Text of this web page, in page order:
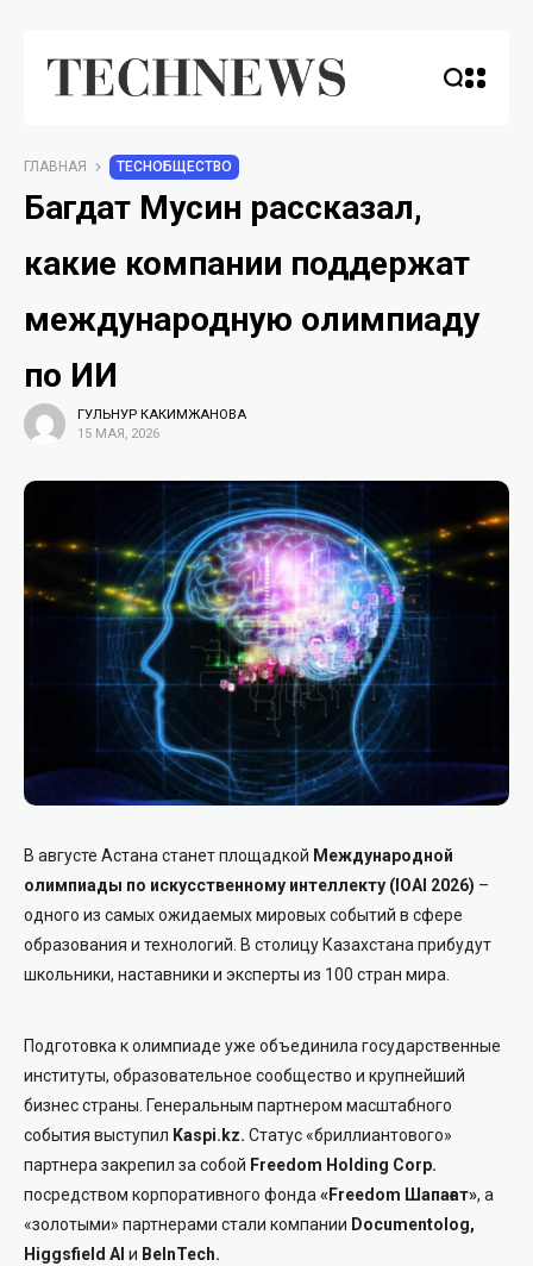
ГЛАВНАЯ TECHОБЩЕСТВО
Багдат Мусин рассказал,
какие компании поддержат
международную олимпиаду
по ИИ
ГУЛЬНУР КАКИМЖАНОВА
15 МАЯ, 2026
В августе Астана станет площадкой Международной
олимпиады по искусственному интеллекту (IOAI 2026) –
одного из самых ожидаемых мировых событий в сфере
образования и технологий. В столицу Казахстана прибудут
школьники, наставники и эксперты из 100 стран мира.
Подготовка к олимпиаде уже объединила государственные
институты, образовательное сообщество и крупнейший
бизнес страны. Генеральным партнером масштабного
события выступил Kaspi.kz. Статус «бриллиантового»
партнера закрепил за собой Freedom Holding Corp.
посредством корпоративного фонда«Freedom Шапағат», а
«золотыми» партнерами стали компании Documentolog,
Higgsfield AI и BeInTech.